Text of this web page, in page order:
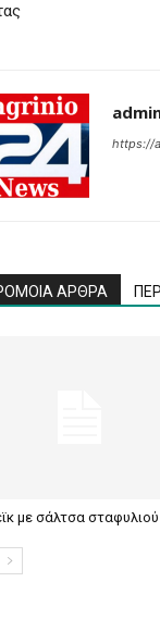
https://
ΑΡΘΡΑ
με σάλτσα σταφυλιού